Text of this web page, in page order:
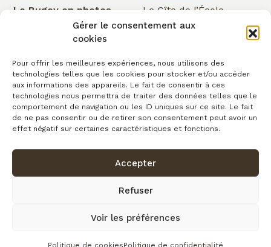
Gérer le consentement aux
cookies
Pour offrir les meilleures expériences, nous utilisons des
technologies telles que les cookies pour stocker et/ou accéder
aux informations des appareils. Le fait de consentir à ces
technologies nous permettra de traiter des données telles que le
comportement de navigation ou les ID uniques sur ce site. Le fait
de ne pas consentir ou de retirer son consentement peut avoir un
effet négatif sur certaines caractéristiques et fonctions.
Accepter
Refuser
Voir les préférences
Politique de cookiesPolitique de confidentialité
Le Bugey en photos
Nos services
Événementiel
Actualités
Cartes cadeaux
Contact
Le Gîte de l’École
Le Gîte de la Cascade
La Chambre de la
Cascade
La Chambre d’Astrée
Le Gîte de
Clairefontaine
Conditions générales de vente
Plan du site
fait avec par l’Agence IDCOM